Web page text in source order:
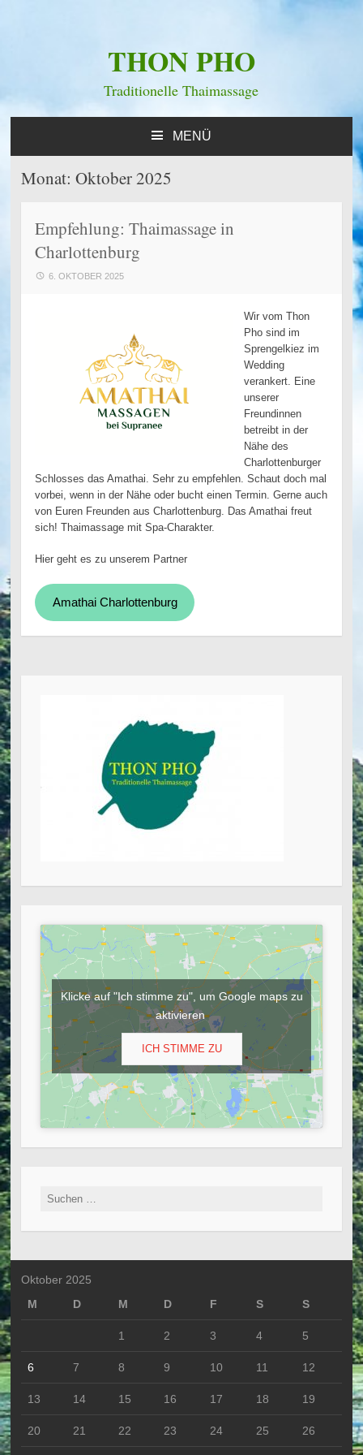
THON PHO
Traditionelle Thaimassage
MENÜ
SPRINGEN
Monat: Oktober 2025
Empfehlung: Thaimassage in
Charlottenburg
6. OKTOBER 2025
Wir vom Thon
Pho sind im
Sprengelkiez im
Wedding
verankert. Eine
unserer
Freundinnen
betreibt in der
Nähe des
Charlottenburger
Schlosses das Amathai. Sehr zu empfehlen. Schaut doch mal
vorbei, wenn in der Nähe oder bucht einen Termin. Gerne auch
von Euren Freunden aus Charlottenburg. Das Amathai freut
sich! Thaimassage mit Spa-Charakter.
Hier geht es zu unserem Partner
Amathai Charlottenburg
Klicke auf "Ich stimme zu", um Google maps zu
aktivieren
ICH STIMME ZU
Suchen
Oktober 2025
M
D M D F S S
1 2 3 4 5
6 7 8 9 10 11 12
13 14 15 16 17 18 19
20 21 22 23 24 25 26